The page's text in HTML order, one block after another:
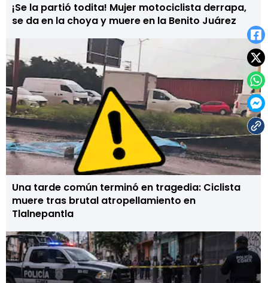
¡Se la partió todita! Mujer motociclista derrapa,
se da en la choya y muere en la Benito Juárez
Una tarde común terminó en tragedia: Ciclista
muere tras brutal atropellamiento en
Tlalnepantla